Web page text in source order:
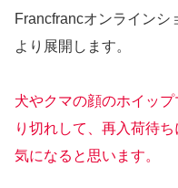
Francfrancオンラインシ
より展開します。
犬やクマの顔のホイッ
り切れして、再入荷待
気になると思います。